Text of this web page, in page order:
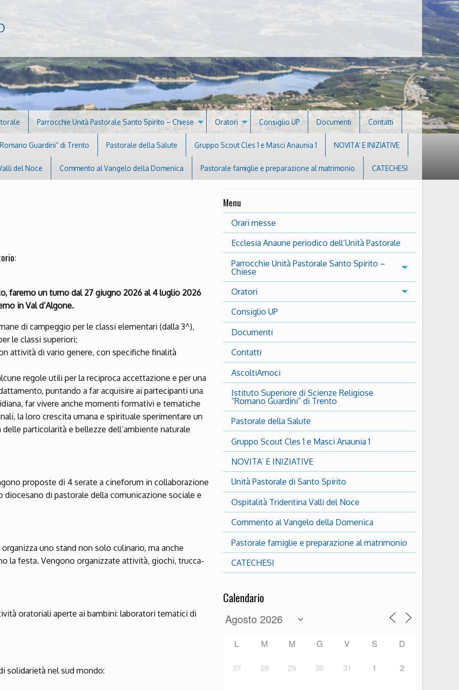
Parrocchie Unità Pastorale Santo Spirito – Chiese Oratori Consiglio UP Documenti Contatti
Guardini” di Trento Pastorale della Salute Gruppo Scout Cles 1 e Masci Anaunia 1 NOVITA’ E INIZIATIVE
del Noce Commento al Vangelo della Domenica Pastorale famiglie e preparazione al matrimonio CATECHESI
faremo un turno dal 27 giugno 2026 al 4 luglio 2026
in Val d’Algone.
di campeggio per le classi elementari (dalla 3^),
le classi superiori;
attività di vario genere, con specifiche finalità
regole utili per la reciproca accettazione e per una
puntando a far acquisire ai partecipanti una
far vivere anche momenti formativi e tematiche
la loro crescita umana e spirituale sperimentare un
particolarità e bellezze dell’ambiente naturale
proposte di 4 serate a cineforum in collaborazione
diocesano di pastorale della comunicazione sociale e
uno stand non solo culinario, ma anche
la festa. Vengono organizzate attività, giochi, trucca-
oratoriali aperte ai bambini: laboratori tematici di
solidarietà nel sud mondo:
Menu
Orari messe
Ecclesia Anaune periodico dell’Unità Pastorale
Parrocchie Unità Pastorale Santo Spirito –
Chiese
Oratori
Consiglio UP
Documenti
Contatti
AscoltiAmoci
Istituto Superiore di Scienze Religiose
“Romano Guardini” di Trento
Pastorale della Salute
Gruppo Scout Cles 1 e Masci Anaunia 1
NOVITA’ E INIZIATIVE
Unità Pastorale di Santo Spirito
Ospitalità Tridentina Valli del Noce
Commento al Vangelo della Domenica
Pastorale famiglie e preparazione al matrimonio
CATECHESI
Calendario
L M M G V S D
27 28 29 30 31 1 2